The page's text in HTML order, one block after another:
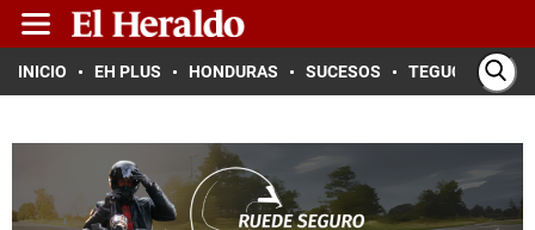
INICIO EH PLUS HONDURAS SUCESOS TEGUCIGALPA